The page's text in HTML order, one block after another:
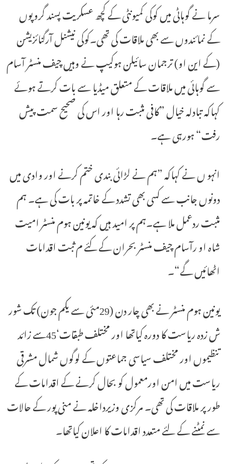
سرما نے گوہاٹی میں کوکی کمیونٹی کے کچھ عسکریت پسند گروپوں
کے نمائندوں سے بھی ملاقات کی تھی۔کوکی نیشنل آرگنائزیشن
(کے این او) ترجمان سائیلن ہوکیپ نے وہیں چیف منسٹر آسام
سے گوہائی میں ملاقات کے متعلق میڈیا سے بات کرتے ہوئے
کہاکہ تبادلہ خیال ”کافی مثبت رہا اور اس کی صحیح سمت پیش
رفت“ ہورہی ہے۔
انہو ں نے کہاکہ ”ہم نے لڑائی بندی ختم کرنے اور وادی میں
دونوں جانب سے کسی بھی تشدد کے خاتمہ پر بات کی ہے۔ ہم
مثبت ردعمل ملا ہے۔ہم پر امید ہیں کہ یونین ہوم منسٹر امیت
شاہ او رآسام چیف منسٹر بحران کے کئے م ثبت اقدامات
اٹھائیں گے“۔
یونین ہوم منسٹر نے بھی چار دن (29مئی سے یکم جون) تک شور
ش زدہ ریاست کا دورہ کیاتھا اور مختلف طبقات‘45سے زائد
تنظیموں اور مختلف سیاسی جماعتوں کے لوگوں شمال مشرقی
ریاست میں امن اورمعمول کو بحال کرنے کے اقدامات کے
طور پر ملاقات کی تھی۔ مرکزی وزیرداخلہ نے منی پور کے حالات
سے نمٹنے کے لئے متعدد اقدامات کا اعلان کیاتھا۔